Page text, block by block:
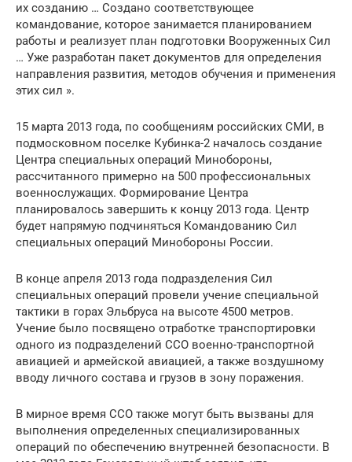
их созданию … Создано соответствующее
командование, которое занимается планированием
работы и реализует план подготовки Вооруженных Сил
… Уже разработан пакет документов для определения
направления развития, методов обучения и применения
этих сил ».
15 марта 2013 года, по сообщениям российских СМИ, в
подмосковном поселке Кубинка-2 началось создание
Центра специальных операций Минобороны,
рассчитанного примерно на 500 профессиональных
военнослужащих. Формирование Центра
планировалось завершить к концу 2013 года. Центр
будет напрямую подчиняться Командованию Сил
специальных операций Минобороны России.
В конце апреля 2013 года подразделения Сил
специальных операций провели учение специальной
тактики в горах Эльбруса на высоте 4500 метров.
Учение было посвящено отработке транспортировки
одного из подразделений ССО военно-транспортной
авиацией и армейской авиацией, а также воздушному
вводу личного состава и грузов в зону поражения.
В мирное время ССО также могут быть вызваны для
выполнения определенных специализированных
операций по обеспечению внутренней безопасности. В